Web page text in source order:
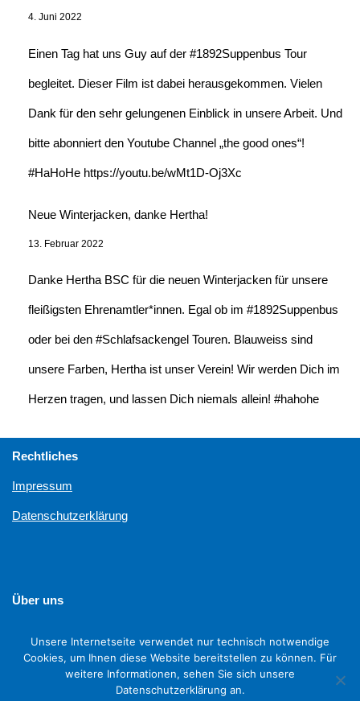
4. Juni 2022
Einen Tag hat uns Guy auf der #1892Suppenbus Tour
begleitet. Dieser Film ist dabei herausgekommen. Vielen
Dank für den sehr gelungenen Einblick in unsere Arbeit. Und
bitte abonniert den Youtube Channel „the good ones“!
#HaHoHe https://youtu.be/wMt1D-Oj3Xc
Neue Winterjacken, danke Hertha!
13. Februar 2022
Danke Hertha BSC für die neuen Winterjacken für unsere
fleißigsten Ehrenamtler*innen. Egal ob im #1892Suppenbus
oder bei den #Schlafsackengel Touren. Blauweiss sind
unsere Farben, Hertha ist unser Verein! Wir werden Dich im
Herzen tragen, und lassen Dich niemals allein! #hahohe
Rechtliches
Impressum
Datenschutzerklärung
Über uns
Unsere Internetseite verwendet nur technisch notwendige
Cookies, um Ihnen diese Website bereitstellen zu können. Für
weitere Informationen, sehen Sie sich unsere
Datenschutzerklärung an.